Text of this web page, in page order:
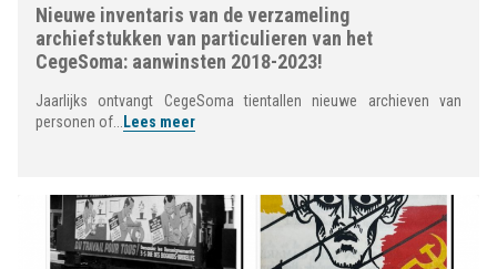
Nieuwe inventaris van de verzameling
archiefstukken van particulieren van het
CegeSoma: aanwinsten 2018-2023!
Jaarlijks ontvangt CegeSoma tientallen nieuwe archieven van
personen of... Lees meer